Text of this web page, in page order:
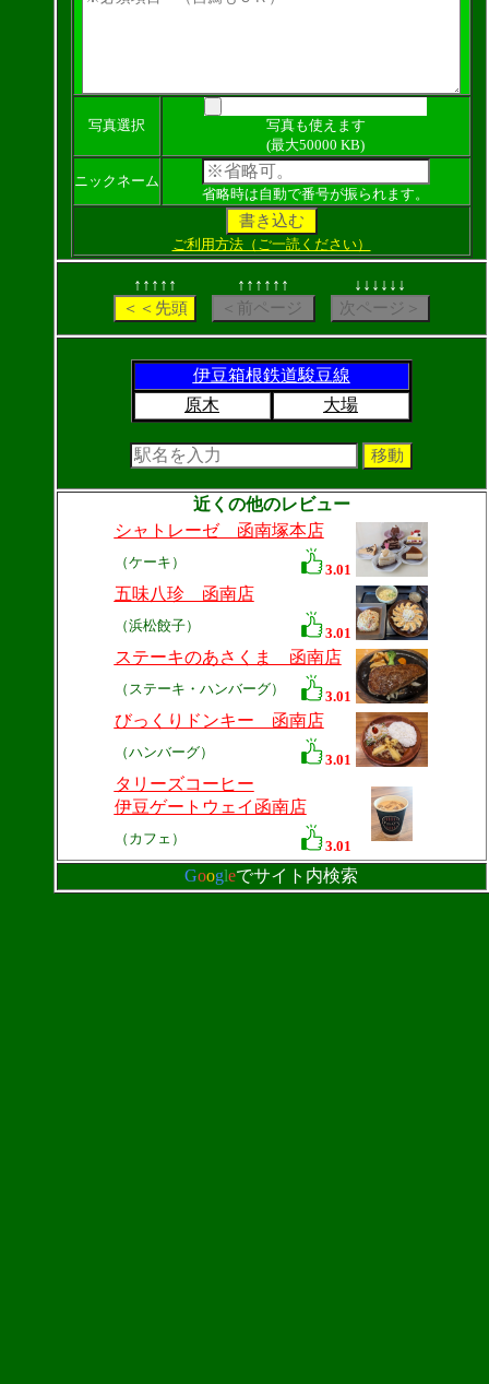
写真選択
写真も使えます
(最大50000 KB)
ニックネーム
省略時は自動で番号が振られます。
ご利用方法（ご一読ください）
↑↑↑↑↑ ↑↑↑↑↑↑ ↓↓↓↓↓↓
伊豆箱根鉄道駿豆線
原木
大場
近くの他のレビュー
シャトレーゼ 函南塚本店
（ケーキ） 3.01
五味八珍 函南店
（浜松餃子） 3.01
ステーキのあさくま 函南店
（ステーキ・ハンバーグ） 3.01
びっくりドンキー 函南店
（ハンバーグ） 3.01
タリーズコーヒー
伊豆ゲートウェイ函南店
（カフェ） 3.01
Googleでサイト内検索